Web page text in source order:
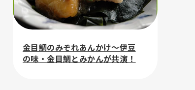
金目鯛のみぞれあんかけ～伊豆
の味・金目鯛とみかんが共演！